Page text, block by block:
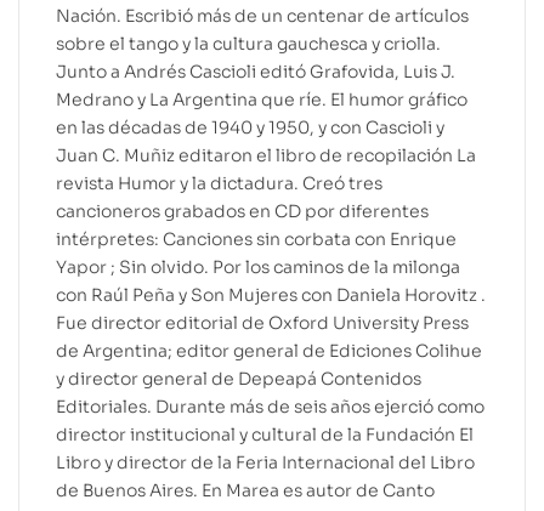
Nación. Escribió más de un centenar de artículos
sobre el tango y la cultura gauchesca y criolla.
Junto a Andrés Cascioli editó Grafovida, Luis J.
Medrano y La Argentina que ríe. El humor gráfico
en las décadas de 1940 y 1950, y con Cascioli y
Juan C. Muñiz editaron el libro de recopilación La
revista Humor y la dictadura. Creó tres
cancioneros grabados en CD por diferentes
intérpretes: Canciones sin corbata con Enrique
Yapor ; Sin olvido. Por los caminos de la milonga
con Raúl Peña y Son Mujeres con Daniela Horovitz .
Fue director editorial de Oxford University Press
de Argentina; editor general de Ediciones Colihue
y director general de Depeapá Contenidos
Editoriales. Durante más de seis años ejerció como
director institucional y cultural de la Fundación El
Libro y director de la Feria Internacional del Libro
de Buenos Aires. En Marea es autor de Canto